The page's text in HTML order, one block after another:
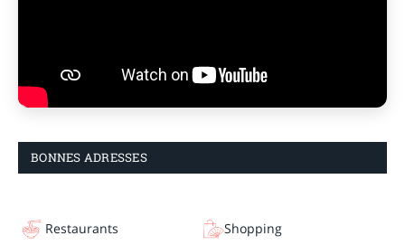
BONNES ADRESSES
Restaurants Shopping